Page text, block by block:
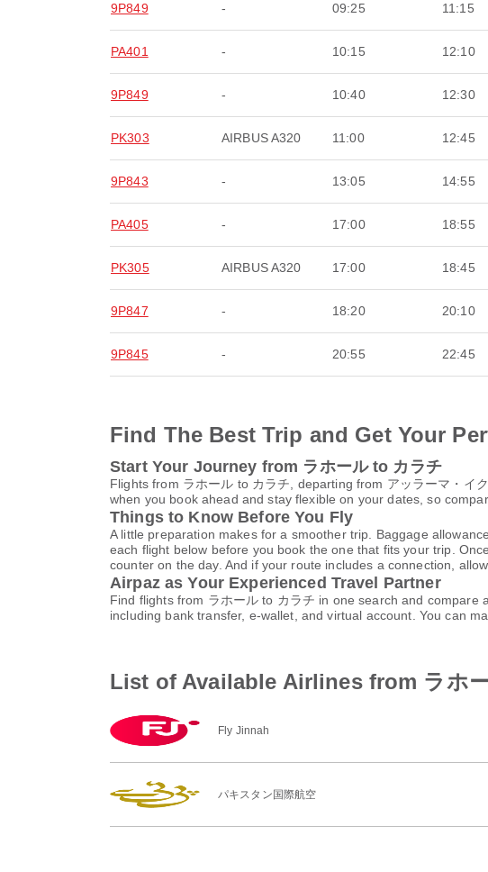
9P849 - 09:25 11:15
PA401 - 10:15 12:10
9P849 - 10:40 12:30
PK303 AIRBUS A320 11:00 12:45
9P843 - 13:05 14:55
PA405 - 17:00 18:55
PK305 AIRBUS A320 17:00 18:45
9P847 - 18:20 20:10
9P845 - 20:55 22:45
Find The Best Trip and Get Your
Start Your Journey from ラホール to カラチ
Flights from ラホール to カラチ, departing from アッラーマ・イ
when you book ahead and stay flexible on your dates, so
Things to Know Before You Fly
A little preparation makes for a smoother trip. Baggage
each flight below before you book the one that fits your trip.
counter on the day. And if your route includes a connection,
Airpaz as Your Experienced Travel Partner
Find flights from ラホール to カラチ in one search and
including bank transfer, e-wallet, and virtual account. You can
List of Available Airlines from ラホ
Fly Jinnah
パキスタン国際航空